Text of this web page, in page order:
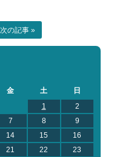
次の記事 »
金 土
日
1
2
7 8
9
14 15
16
21 22
23